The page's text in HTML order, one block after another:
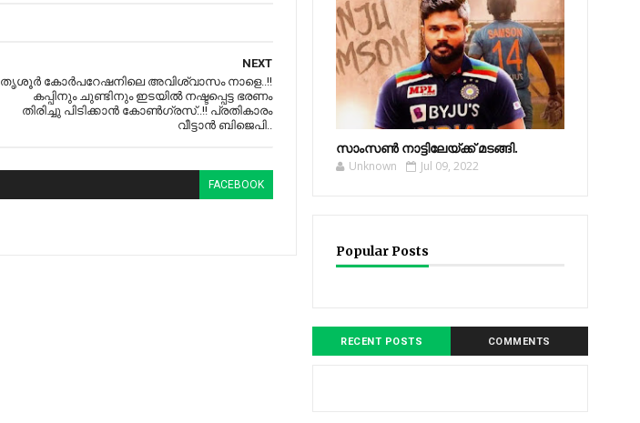
NEXT
തൃശൂര്‍ കോര്‍പറേഷനിലെ അവിശ്വാസം നാളെ..!!
കപ്പിനും ചുണ്ടിനും ഇടയിൽ നഷ്ടപ്പെട്ട ഭരണം
തിരിച്ചു പിടിക്കാൻ കോൺഗ്രസ്..!! പ്രതികാരം
വീട്ടാൻ ബിജെപി..
FACEBOOK
സാംസണ്‍ നാട്ടിലേയ്‌ക്ക് മടങ്ങി.
Unknown Jul 09, 2022
Popular Posts
RECENT POSTS COMMENTS